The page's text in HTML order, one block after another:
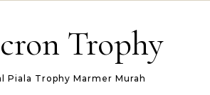
Trophy
Piala Trophy Marmer Murah